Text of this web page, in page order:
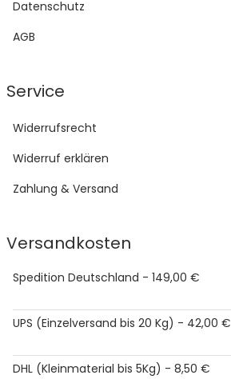
Datenschutz
AGB
Service
Widerrufsrecht
Widerruf erklären
Zahlung & Versand
Versandkosten
Spedition Deutschland - 149,00 €
UPS (Einzelversand bis 20 Kg) - 42,00 €
DHL (Kleinmaterial bis 5Kg) - 8,50 €